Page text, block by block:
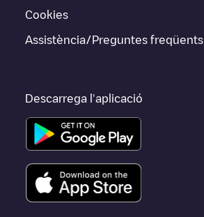
Cookies
Assistència/Preguntes freqüents
Descarrega l'aplicació